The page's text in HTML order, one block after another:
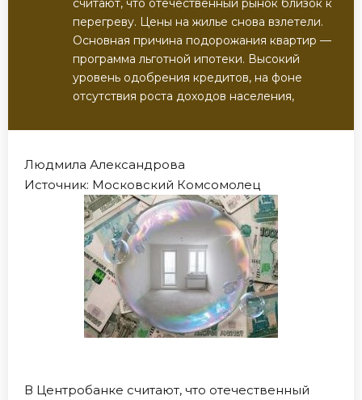
считают, что отечественный рынок близок к
перегреву. Цены на жилье снова взлетели.
Основная причина подорожания квартир —
программа льготной ипотеки. Высокий
уровень одобрения кредитов, на фоне
отсутствия роста доходов населения,
Людмила Александрова
Источник: Московский Комсомолец
В Центробанке считают, что отечественный